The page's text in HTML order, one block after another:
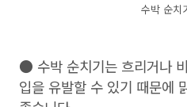
수박 순치
● 수박 순치기는 흐리거나
입을 유발할 수 있기 때문에